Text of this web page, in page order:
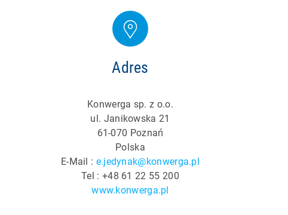
Adres
Konwerga sp. z o.o.
ul. Janikowska 21
61-070 Poznań
Polska
E-Mail : e.jedynak@konwerga.pl
Tel : +48 61 22 55 200
www.konwerga.pl